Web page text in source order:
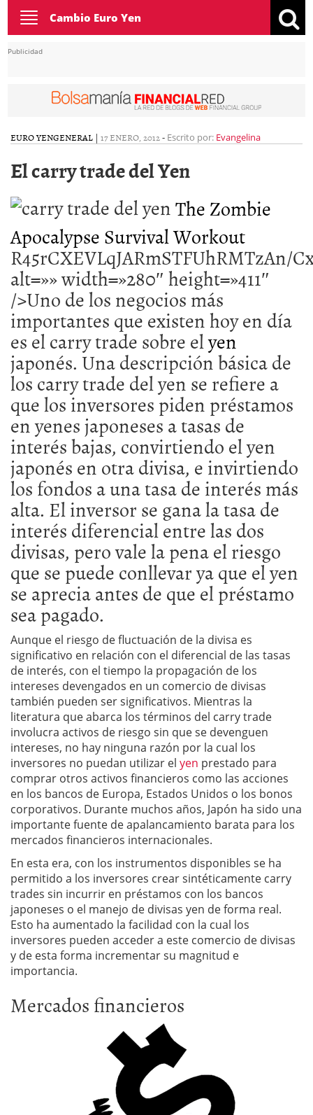
Toggle
navigation
Cambio Euro Yen
Publicidad
EURO YENGENERAL | 17 ENERO, 2012- Escrito por: Evangelina
El carry trade del Yen
The Zombie
Apocalypse Survival Workout
yen
japonés. Una descripción básica de
los carry trade del yen se refiere a
que los inversores piden préstamos
en yenes japoneses a tasas de
interés bajas, convirtiendo el yen
japonés en otra divisa, e invirtiendo
los fondos a una tasa de interés más
alta. El inversor se gana la tasa de
interés diferencial entre las dos
divisas, pero vale la pena el riesgo
que se puede conllevar ya que el yen
se aprecia antes de que el préstamo
sea pagado.
Aunque el riesgo de fluctuación de la divisa es
significativo en relación con el diferencial de las tasas
de interés, con el tiempo la propagación de los
intereses devengados en un comercio de divisas
también pueden ser significativos. Mientras la
literatura que abarca los términos del carry trade
involucra activos de riesgo sin que se devenguen
intereses, no hay ninguna razón por la cual los
inversores no puedan utilizar el yen prestado para
comprar otros activos financieros como las acciones
en los bancos de Europa, Estados Unidos o los bonos
corporativos. Durante muchos años, Japón ha sido una
importante fuente de apalancamiento barata para los
mercados financieros internacionales.
En esta era, con los instrumentos disponibles se ha
permitido a los inversores crear sintéticamente carry
trades sin incurrir en préstamos con los bancos
japoneses o el manejo de divisas yen de forma real.
Esto ha aumentado la facilidad con la cual los
inversores pueden acceder a este comercio de divisas
y de esta forma incrementar su magnitud e
importancia.
Mercados financieros